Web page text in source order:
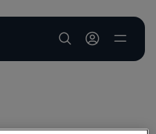
User account